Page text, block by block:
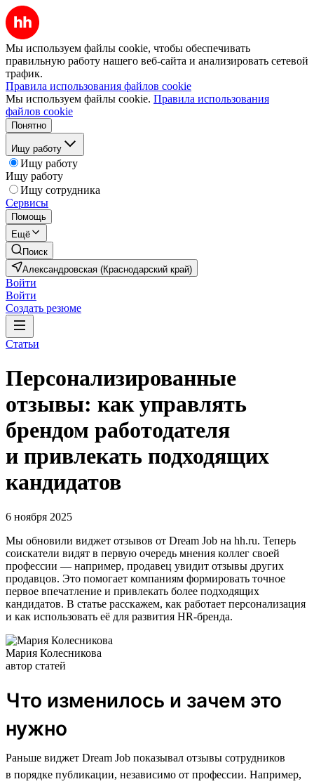
Мы используем файлы cookie, чтобы обеспечивать
правильную работу нашего веб-сайта и анализировать сетевой
трафик.
Правила использования файлов cookie
Мы используем файлы cookie. Правила использования
файлов cookie
Понятно
Ищу работу
Ищу работу
Ищу работу
Ищу сотрудника
Сервисы
Помощь
Ещё
Поиск
Александровская (Краснодарский край)
Войти
Войти
Создать резюме
Статьи
Персонализированные
отзывы: как управлять
брендом работодателя
и привлекать подходящих
кандидатов
6 ноября 2025
Мы обновили виджет отзывов от Dream Job на hh.ru. Теперь
соискатели видят в первую очередь мнения коллег своей
профессии — например, продавец увидит отзывы других
продавцов. Это помогает компаниям формировать точное
первое впечатление и привлекать более подходящих
кандидатов. В статье расскажем, как работает персонализация
и как использовать её для развития HR-бренда.
Мария Колесникова
автор статей
Что изменилось и зачем это
нужно
Раньше виджет Dream Job показывал отзывы сотрудников
в порядке публикации, независимо от профессии. Например,